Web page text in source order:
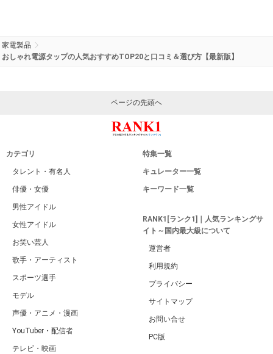
家電製品
おしゃれ電源タップの人気おすすめTOP20と口コミ＆選び方【最新版】
ページの先頭へ
カテゴリ
タレント・有名人
俳優・女優
男性アイドル
女性アイドル
お笑い芸人
歌手・アーティスト
スポーツ選手
モデル
声優・アニメ・漫画
YouTuber・配信者
テレビ・映画
特集一覧
キュレーター一覧
キーワード一覧
RANK1[ランク1]｜人気ランキングサ
イト～国内最大級について
運営者
利用規約
プライバシー
サイトマップ
お問い合せ
PC版